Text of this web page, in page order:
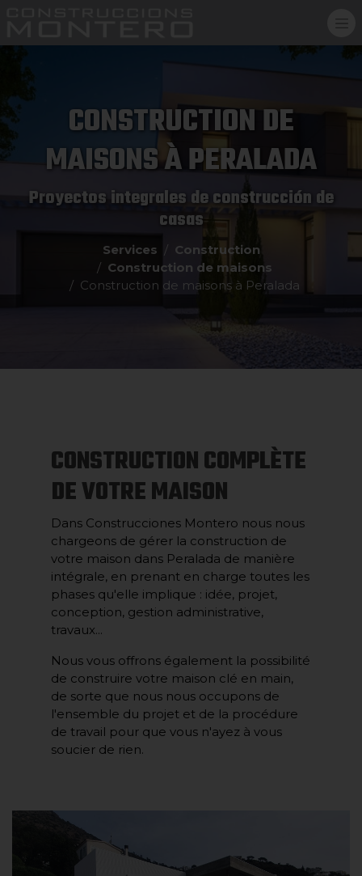
CONSTRUCTION DE
MAISONS À PERALADA
Proyectos integrales de construcción de
casas
Services
Construction
Construction de maisons
Construction de maisons à Peralada
CONSTRUCTION COMPLÈTE
DE VOTRE MAISON
Dans Construcciones Montero nous nous
chargeons de gérer la construction de
votre maison dans Peralada de manière
intégrale, en prenant en charge toutes les
phases qu'elle implique : idée, projet,
conception, gestion administrative,
travaux...
Nous vous offrons également la possibilité
de construire votre maison clé en main,
de sorte que nous nous occupons de
l'ensemble du projet et de la procédure
de travail pour que vous n'ayez à vous
soucier de rien.